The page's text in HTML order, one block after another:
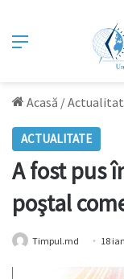
Meniu
Acasă /
ACTUALITATE
A fost pus
poştal
Timpul.md 18